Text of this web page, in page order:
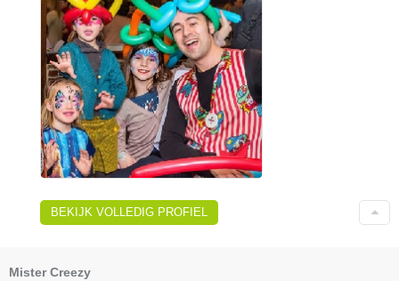
BEKIJK VOLLEDIG PROFIEL
Mister Creezy